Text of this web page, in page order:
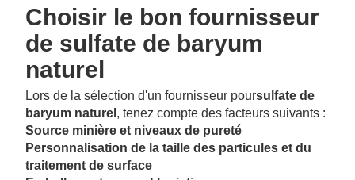
Choisir le bon fournisseur
de sulfate de baryum
naturel
Lors de la sélection d'un fournisseur poursulfate de
baryum naturel , tenez compte des facteurs suivants :
Source minière et niveaux de pureté
Personnalisation de la taille des particules et du
traitement de surface